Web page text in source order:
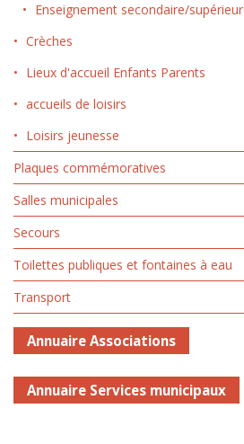
Enseignement secondaire/supérieur
Crèches
Lieux d'accueil Enfants Parents
accueils de loisirs
Loisirs jeunesse
Plaques commémoratives
Salles municipales
Secours
Toilettes publiques et fontaines à eau
Transport
Annuaire Associations
Annuaire Services municipaux